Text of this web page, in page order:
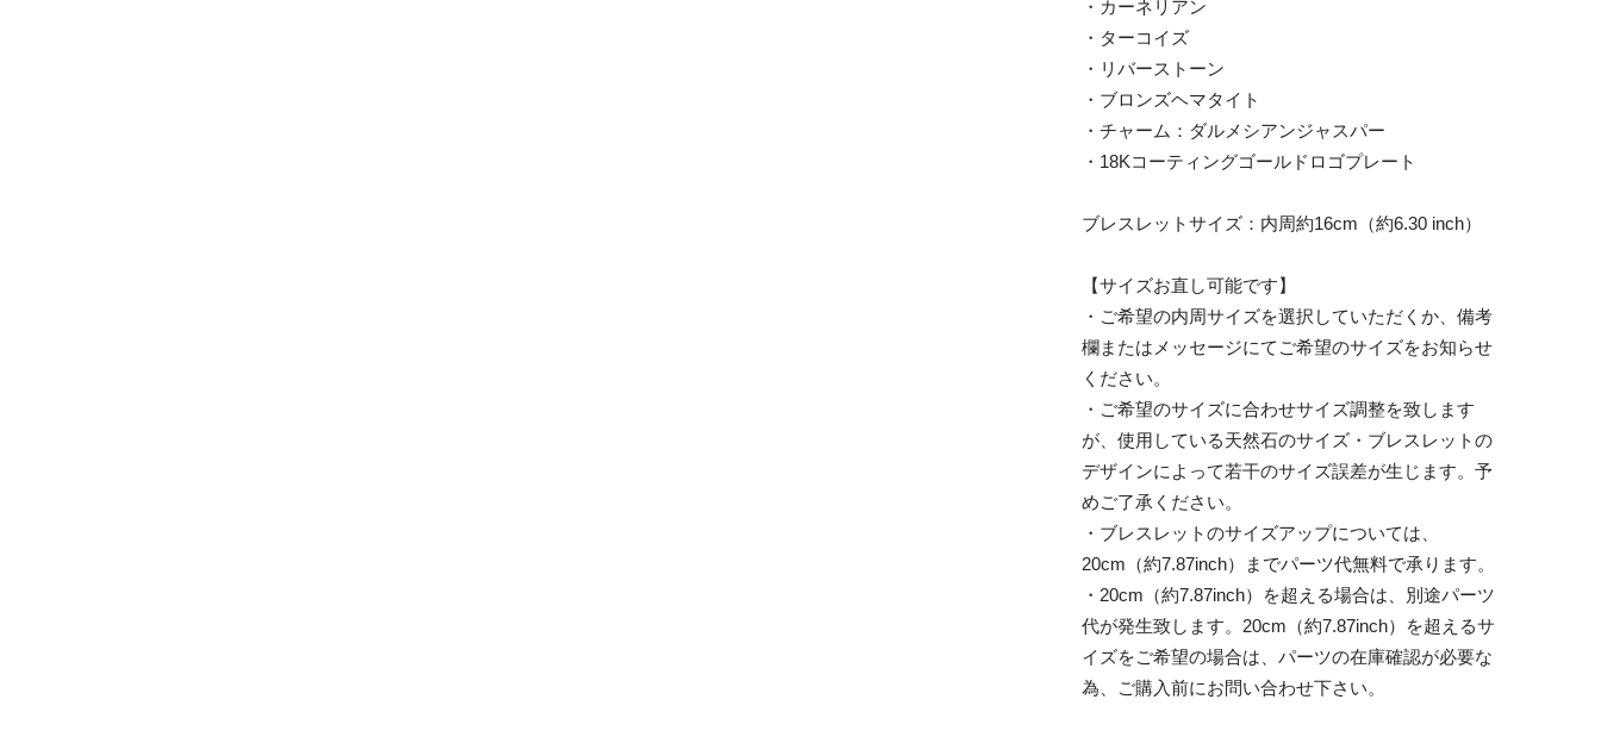
・カーネリアン
・ターコイズ
・リバーストーン
・ブロンズヘマタイト
・チャーム：ダルメシアンジャスパー
・18Kコーティングゴールドロゴプレート
ブレスレットサイズ：内周約16cm（約6.30 inch）
【サイズお直し可能です】
・ご希望の内周サイズを選択していただくか、備考
欄またはメッセージにてご希望のサイズをお知らせ
ください。
・ご希望のサイズに合わせサイズ調整を致します
が、使用している天然石のサイズ・ブレスレットの
デザインによって若干のサイズ誤差が生じます。予
めご了承ください。
・ブレスレットのサイズアップについては、
20cm（約7.87inch）までパーツ代無料で承ります。
・20cm（約7.87inch）を超える場合は、別途パーツ
代が発生致します。20cm（約7.87inch）を超えるサ
イズをご希望の場合は、パーツの在庫確認が必要な
為、ご購入前にお問い合わせ下さい。